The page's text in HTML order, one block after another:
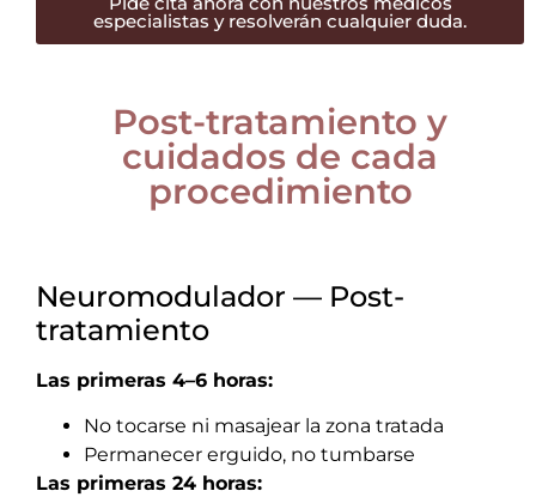
especialistas y resolverán cualquier duda.
Post-tratamiento y
cuidados de cada
procedimiento
Neuromodulador — Post-
tratamiento
Las primeras 4–6 horas:
No tocarse ni masajear la zona tratada
Permanecer erguido, no tumbarse
Las primeras 24 horas: